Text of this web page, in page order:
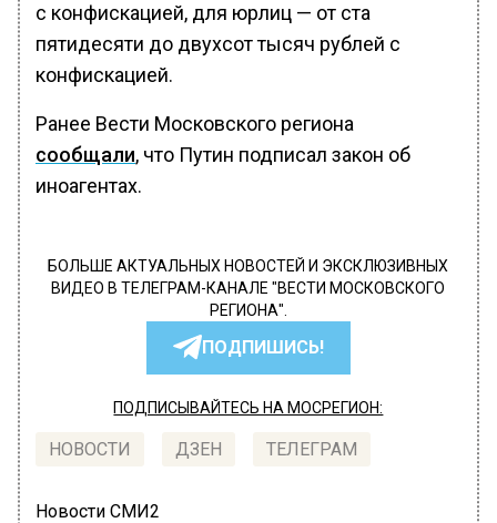
с конфискацией, для юрлиц — от ста
пятидесяти до двухсот тысяч рублей с
конфискацией.
Ранее Вести Московского региона
сообщали, что Путин подписал закон об
иноагентах.
БОЛЬШЕ АКТУАЛЬНЫХ НОВОСТЕЙ И ЭКСКЛЮЗИВНЫХ
ВИДЕО В ТЕЛЕГРАМ-КАНАЛЕ "ВЕСТИ МОСКОВСКОГО
РЕГИОНА".
ПОДПИШИСЬ!
ПОДПИСЫВАЙТЕСЬ НА МОСРЕГИОН:
НОВОСТИ ДЗЕН ТЕЛЕГРАМ
Новости СМИ2